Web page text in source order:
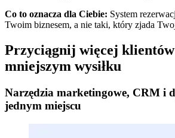
Co to oznacza dla Ciebie: System
Twoim biznesem, a nie taki, który zjada
Przyciągnij więcej
mniejszym wysiłku
Narzędzia marketingowe, CRM i
jednym miejscu